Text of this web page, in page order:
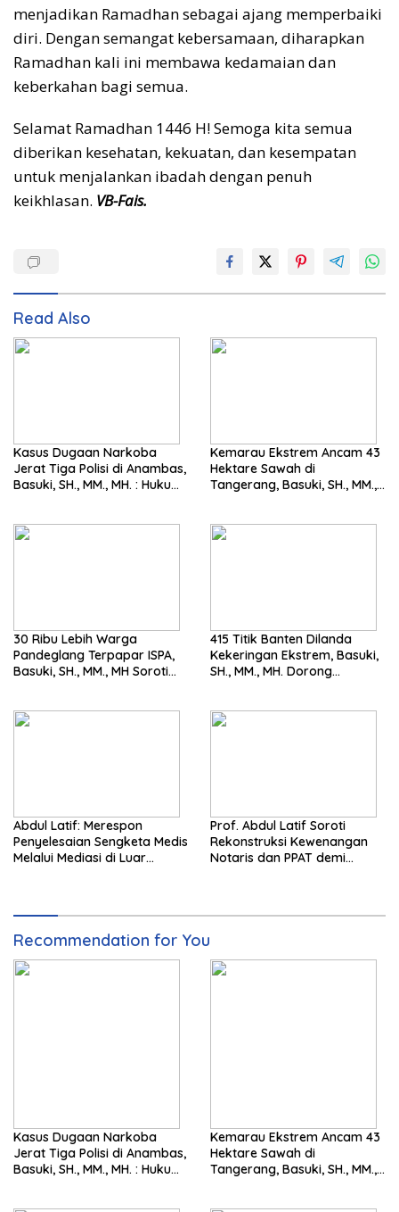
menjadikan Ramadhan sebagai ajang memperbaiki
diri. Dengan semangat kebersamaan, diharapkan
Ramadhan kali ini membawa kedamaian dan
keberkahan bagi semua.
Selamat Ramadhan 1446 H! Semoga kita semua
diberikan kesehatan, kekuatan, dan kesempatan
untuk menjalankan ibadah dengan penuh
keikhlasan. VB-Fais.
Read Also
Kasus Dugaan Narkoba
Jerat Tiga Polisi di Anambas,
Basuki, SH., MM., MH. : Hukum
Kemarau Ekstrem Ancam 43
Hektare Sawah di
Tangerang, Basuki, SH., MM.,
30 Ribu Lebih Warga
Pandeglang Terpapar ISPA,
Basuki, SH., MM., MH Soroti
415 Titik Banten Dilanda
Kekeringan Ekstrem, Basuki,
SH., MM., MH. Dorong
Abdul Latif: Merespon
Penyelesaian Sengketa Medis
Melalui Mediasi di Luar
Prof. Abdul Latif Soroti
Rekonstruksi Kewenangan
Notaris dan PPAT demi
Recommendation for You
Kasus Dugaan Narkoba
Jerat Tiga Polisi di Anambas,
Basuki, SH., MM., MH. : Hukum
Kemarau Ekstrem Ancam 43
Hektare Sawah di
Tangerang, Basuki, SH., MM.,